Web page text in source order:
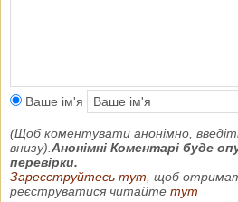
Ваше ім'я
(Щоб коментувати анонімно,
внизу). Анонімні Коментарі буде
перевірки.
Зареєструйтесь тут , щоб
реєструватися читайте тут